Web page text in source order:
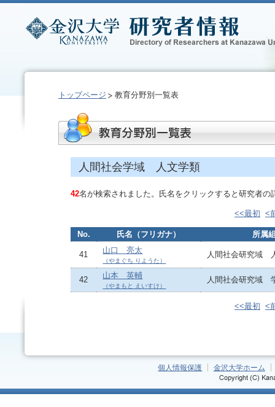
トップページ 教育分野別一覧表
人間社会学域 人文学類
42名が検索されました。氏名をクリックすると研究者の
<<最初 <
No. 氏名（フリガナ） 所属
41 山口 亮太
（やまぐち りようた）
人間社会研究域
42 山本 英輔
（やまもと えいすけ）
人間社会研究域
<<最初 <
個人情報保護 金沢大学ホーム